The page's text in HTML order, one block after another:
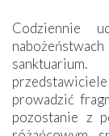
Codziennie
prowadzić
pozostanie z